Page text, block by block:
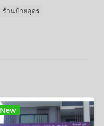
ร้านป้ายอุดร
New